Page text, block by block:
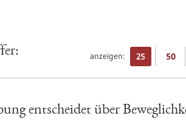
anzeigen: 25 50
entscheidet über